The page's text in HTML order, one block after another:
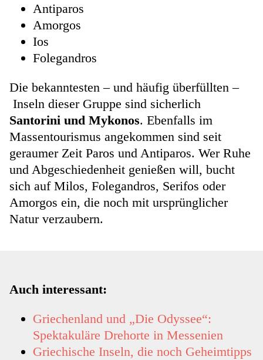
Antiparos
Amorgos
Ios
Folegandros
Die bekanntesten – und häufig überfüllten –
Inseln dieser Gruppe sind sicherlich
Santorini und Mykonos. Ebenfalls im
Massentourismus angekommen sind seit
geraumer Zeit Paros und Antiparos. Wer Ruhe
und Abgeschiedenheit genießen will, bucht
sich auf Milos, Folegandros, Serifos oder
Amorgos ein, die noch mit ursprünglicher
Natur verzaubern.
Auch interessant:
Griechenland und „Die Odyssee“:
Spektakuläre Drehorte in Messenien
Griechische Inseln, die noch Geheimtipps